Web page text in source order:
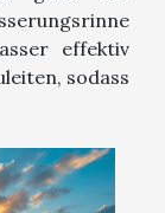
effektiv
sodass